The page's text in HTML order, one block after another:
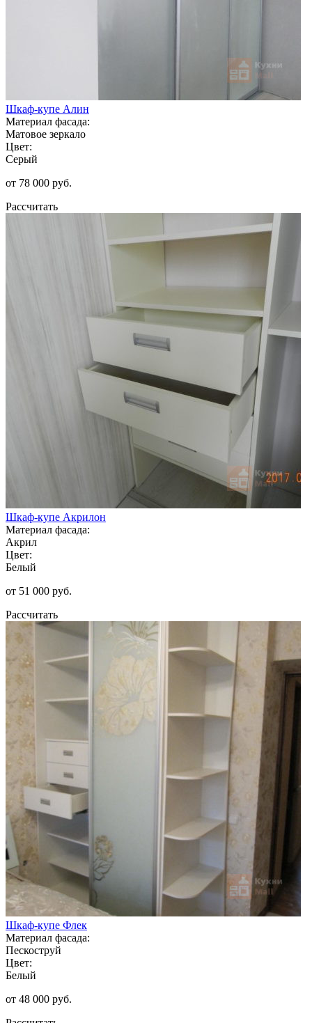
Шкаф-купе Алин
Материал фасада:
Матовое зеркало
Цвет:
Серый
от 78 000 руб.
Рассчитать
Шкаф-купе Акрилон
Материал фасада:
Акрил
Цвет:
Белый
от 51 000 руб.
Рассчитать
Шкаф-купе Флек
Материал фасада:
Пескоструй
Цвет:
Белый
от 48 000 руб.